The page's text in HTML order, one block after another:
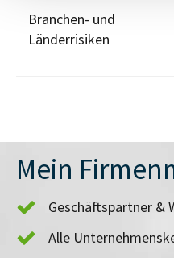
Branchen- und
Länderrisiken
Mein
Geschäftspartner &
Alle